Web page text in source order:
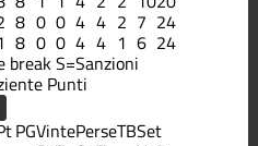
8 0 0 4 4 2 7 24
8 0 0 4 4 1 6 24
breakS=Sanzioni
Punti
PGVintePerseTBSet